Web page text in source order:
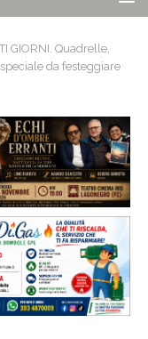
GIORNI. Quadrelle,
da festeggiare